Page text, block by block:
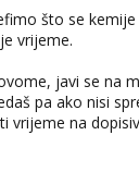
što se
vrijeme.
javi se na
pa ako nisi
vrijeme na